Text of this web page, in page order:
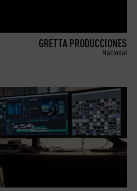
GRETTA PRODUCCIONES
Nacional